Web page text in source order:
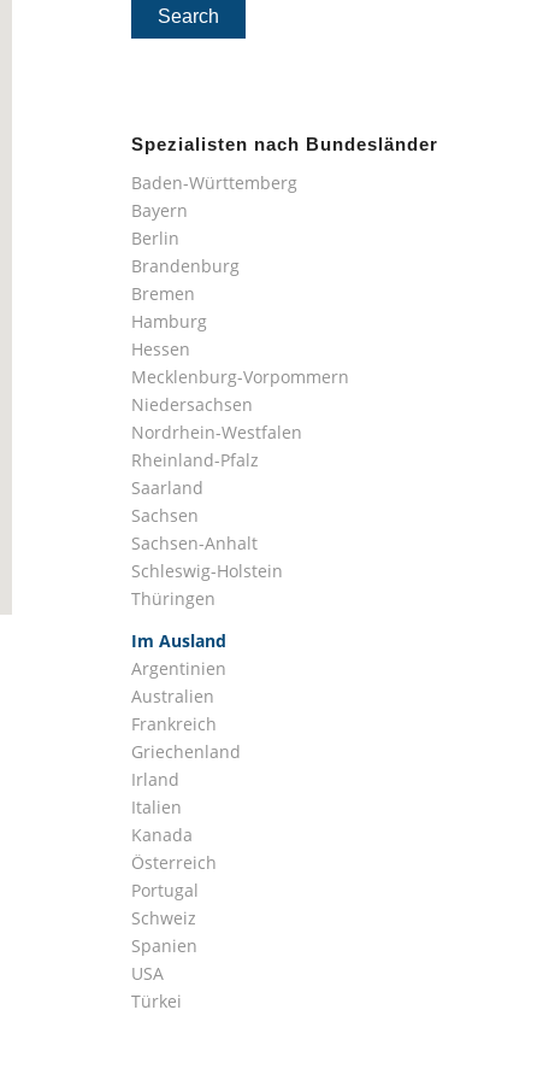
Spezialisten nach Bundesländer
Baden-Württemberg
Bayern
Berlin
Brandenburg
Bremen
Hamburg
Hessen
Mecklenburg-Vorpommern
Niedersachsen
Nordrhein-Westfalen
Rheinland-Pfalz
Saarland
Sachsen
Sachsen-Anhalt
Schleswig-Holstein
Thüringen
Im Ausland
Argentinien
Australien
Frankreich
Griechenland
Irland
Italien
Kanada
Österreich
Portugal
Schweiz
Spanien
USA
Türkei